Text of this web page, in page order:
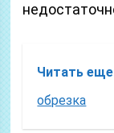
Читать
обрезка